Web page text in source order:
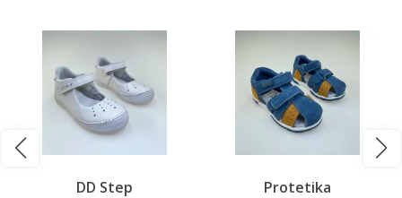
DD Step
Protetika